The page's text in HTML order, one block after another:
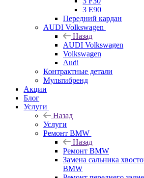
3 E90
Передний кардан
AUDI Volkswagen
Назад
AUDI Volkswagen
Volkswagen
Audi
Контрактные детали
Мультибренд
Акции
Блог
Услуги
Назад
Услуги
Ремонт BMW
Назад
Ремонт BMW
Замена сальника
BMW